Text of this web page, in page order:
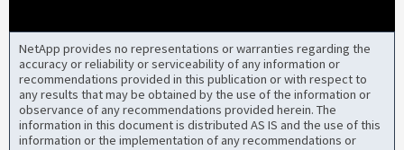
NetApp provides no representations or warranties regarding the
accuracy or reliability or serviceability of any information or
recommendations provided in this publication or with respect to
any results that may be obtained by the use of the information or
observance of any recommendations provided herein. The
information in this document is distributed AS IS and the use of this
information or the implementation of any recommendations or